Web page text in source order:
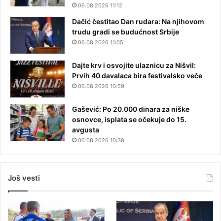
06.08.2026 11:12
Dačić čestitao Dan rudara: Na njihovom
trudu gradi se budućnost Srbije
06.08.2026 11:05
Dajte krv i osvojite ulaznicu za Nišvil:
Prvih 40 davalaca bira festivalsko veče
06.08.2026 10:59
Gašević: Po 20.000 dinara za niške
osnovce, isplata se očekuje do 15.
avgusta
06.08.2026 10:38
Još vesti